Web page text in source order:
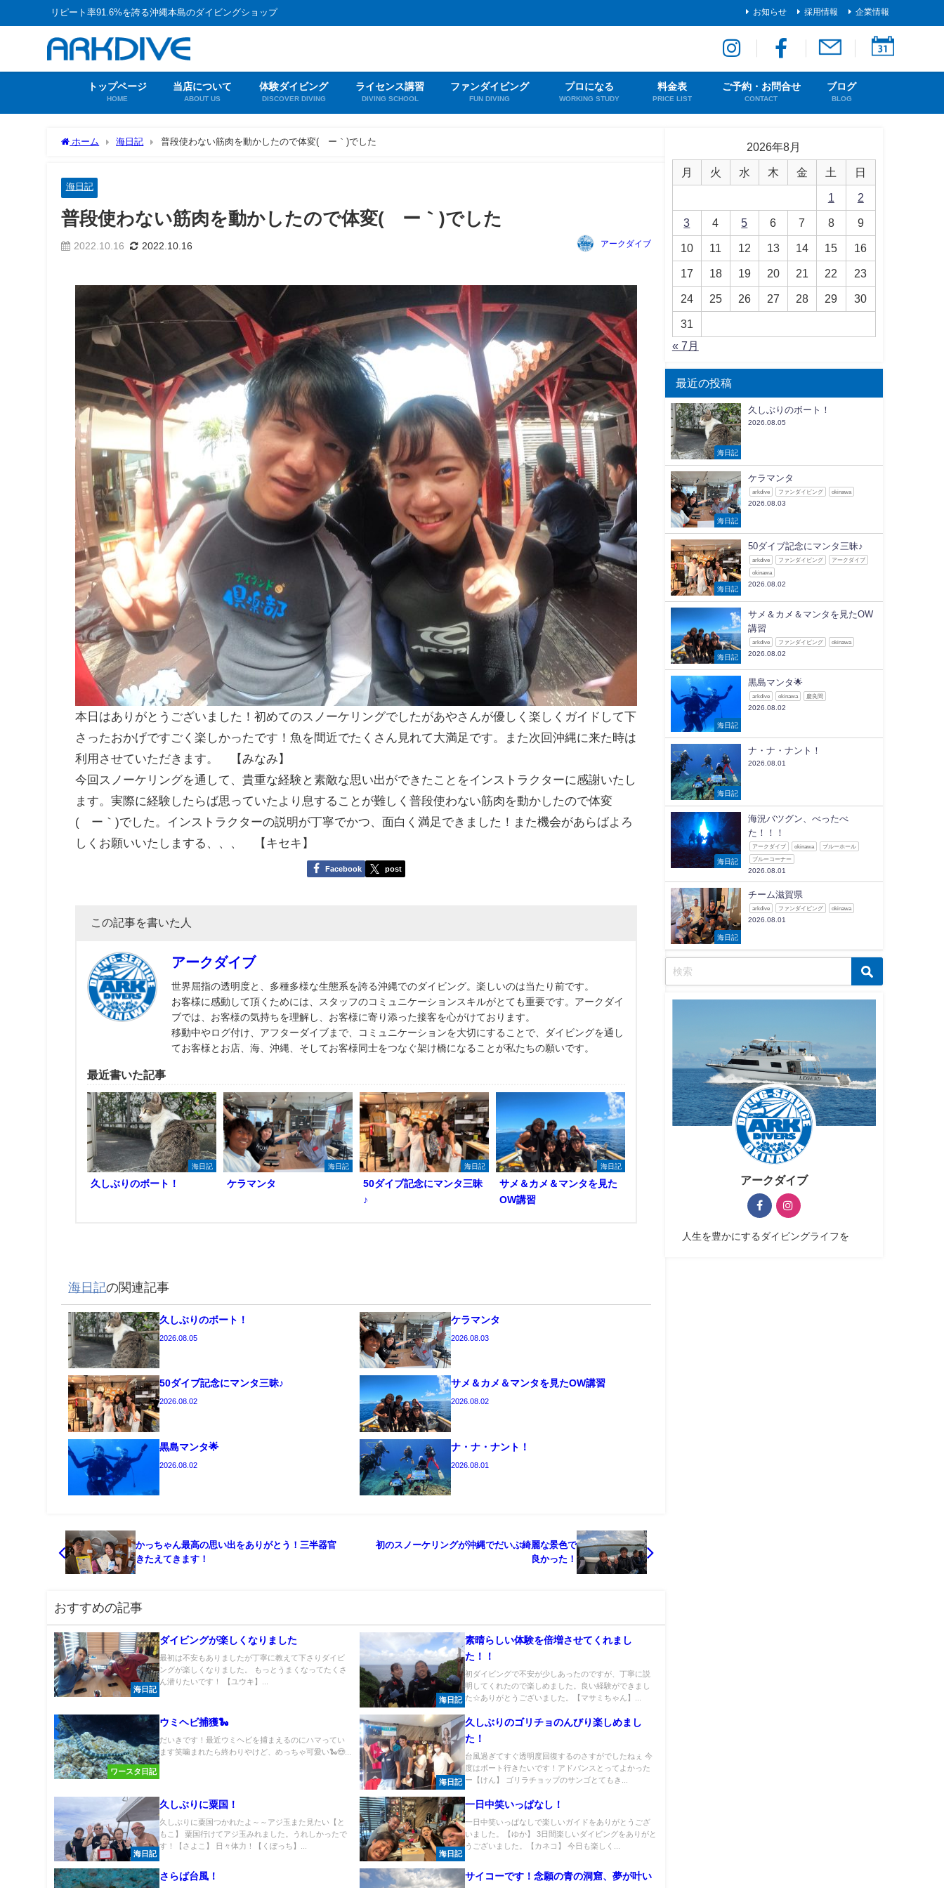
リピート率91.6%を誇る沖縄本島のダイビングショップ お知らせ 採用情報 企業情報
トップページ
HOME
当店について
ABOUT US
体験ダイビング
DISCOVER DIVING
ライセンス講習
DIVING SCHOOL
ファンダイビング
FUN DIVING
プロになる
WORKING STUDY
料金表
PRICE LIST
ご予約・お問合せ
CONTACT
ブログ
BLOG
ホーム 海日記 普段使わない筋肉を動かしたので体変(´ー｀)でした
海日記
普段使わない筋肉を動かしたので体変(´ー｀)でした
2022.10.16 2022.10.16 アークダイブ
本日はありがとうございました！初めてのスノーケリングでしたがあやさんが優しく楽しくガイドして下
さったおかげですごく楽しかったです！魚を間近でたくさん見れて大満足です。また次回沖縄に来た時は
利用させていただきます。 【みなみ】
今回スノーケリングを通して、貴重な経験と素敵な思い出ができたことをインストラクターに感謝いたし
ます。実際に経験したらば思っていたより息することが難しく普段使わない筋肉を動かしたので体変
(´ー｀)でした。インストラクターの説明が丁寧でかつ、面白く満足できました！また機会があらばよろ
しくお願いいたしまする、、、 【キセキ】
Facebook post
この記事を書いた人
アークダイブ
世界屈指の透明度と、多種多様な生態系を誇る沖縄でのダイビング。楽しいのは当たり前です。
お客様に感動して頂くためには、スタッフのコミュニケーションスキルがとても重要です。アークダイ
ブでは、お客様の気持ちを理解し、お客様に寄り添った接客を心がけております。
移動中やログ付け、アフターダイブまで、コミュニケーションを大切にすることで、ダイビングを通し
てお客様とお店、海、沖縄、そしてお客様同士をつなぐ架け橋になることが私たちの願いです。
最近書いた記事
海日記
久しぶりのボート！
海日記
ケラマンタ
海日記
50ダイブ記念にマンタ三昧
♪
海日記
サメ＆カメ＆マンタを見た
OW講習
海日記の関連記事
久しぶりのボート！
2026.08.05
ケラマンタ
2026.08.03
50ダイブ記念にマンタ三昧♪
2026.08.02
サメ＆カメ＆マンタを見たOW講習
2026.08.02
黒島マンタ🌟
2026.08.02
ナ・ナ・ナント！
2026.08.01
かっちゃん最高の思い出をありがとう！三半器官
きたえてきます！
初のスノーケリングが沖縄でだいぶ綺麗な景色で
良かった！
おすすめの記事
海日記
ダイビングが楽しくなりました
最初は不安もありましたが丁寧に教えて下さりダイビ
ングが楽しくなりました。 もっとうまくなってたくさ
ん潜りたいです！ 【ユウキ】...
海日記
素晴らしい体験を倍増させてくれまし
た！！
初ダイビングで不安が少しあったのですが、丁寧に説
明してくれたので楽しめました。良い経験ができまし
た☆ありがとうございました。【マサミちゃん】...
ワースタ日記
ウミヘビ捕獲🐍
だいきです！最近ウミヘビを捕まえるのにハマってい
ます笑噛まれたら終わりやけど、めっちゃ可愛い🐍😍...
海日記
久しぶりのゴリチョのんびり楽しめまし
た！
台風過ぎてすぐ透明度回復するのさすがでしたねぇ 今
度はボート行きたいです！アドバンスとってよかった
ー【けん】 ゴリラチョップのサンゴとてもき...
海日記
久しぶりに粟国！
久しぶりに粟国つかれたよ～～アジ玉また見たい【と
もこ】 粟国行けてアジ玉みれました。うれしかったで
す！【さよこ】 日々体力！【くぼっち】...
海日記
一日中笑いっぱなし！
一日中笑いっぱなしで楽しいガイドをありがとうござ
いました。【ゆか】 3日間楽しいダイビングをありがと
うございました。【カネコ】 今日も楽しく...
さらば台風！
サイコーです！念願の青の洞窟、夢が叶い
2026年8月
月 火 水 木 金 土 日
1 2
3 4 5 6 7 8 9
10 11 12 13 14 15 16
17 18 19 20 21 22 23
24 25 26 27 28 29 30
31
« 7月
最近の投稿
海日記
久しぶりのボート！
2026.08.05
海日記
ケラマンタ
arkdive ファンダイビング okinawa
2026.08.03
海日記
50ダイブ記念にマンタ三昧♪
arkdive ファンダイビング アークダイブ
okinawa
2026.08.02
海日記
サメ＆カメ＆マンタを見たOW
講習
arkdive ファンダイビング okinawa
2026.08.02
海日記
黒島マンタ🌟
arkdive okinawa 慶良間
2026.08.02
海日記
ナ・ナ・ナント！
2026.08.01
海日記
海況バツグン、べったべ
た！！！
アークダイブ okinawa ブルーホール
ブルーコーナー
2026.08.01
海日記
チーム滋賀県
arkdive ファンダイビング okinawa
2026.08.01
アークダイブ
人生を豊かにするダイビングライフを